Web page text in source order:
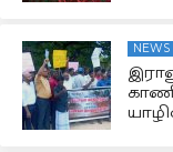
NEWS